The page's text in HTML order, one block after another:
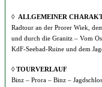
◊
ALLGEMEINER
Radtour an der Prorer Wiek,
und durch die Granitz – Vom
KdF-Seebad-Ruine und dem
◊ TOURVERLAUF
Binz – Prora – Binz –